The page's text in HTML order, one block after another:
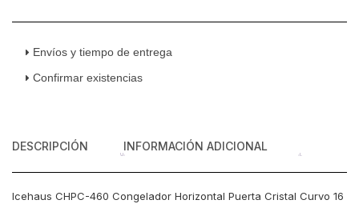
Cúbicos
Cm
Envíos y tiempo de entrega
Confirmar existencias
DESCRIPCIÓN INFORMACIÓN ADICIONAL
Icehaus CHPC-460 Congelador Horizontal Puerta Cristal Curvo 16